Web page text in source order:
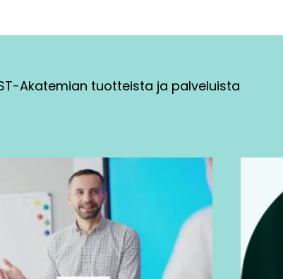
Akatemian tuotteista ja palveluista
useampi
muunnelma.